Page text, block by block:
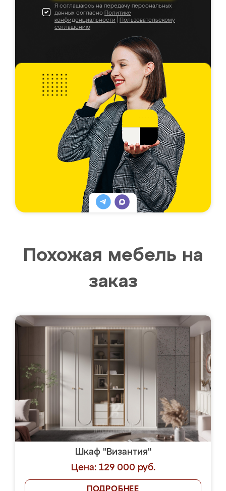
Я соглашаюсь на передачу персональных
данных согласно Политике
конфиденциальности
Пользовательскому
соглашению
Похожая мебель на
заказ
Шкаф "Византия"
Цена: 129 000 руб.